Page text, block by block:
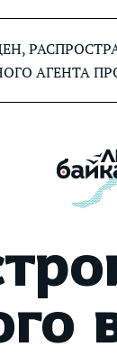
АГЕНТА